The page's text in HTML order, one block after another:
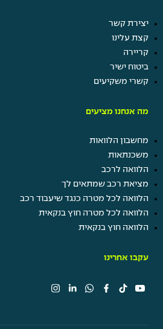
יצירת קשר
קצת עלינו
קריירה
ביטוח ישיר
קשרי משקיעים
מה אנחנו מציעים
מחשבון הלוואות
משכנתאות
הלוואה לרכב
מציאת רכב שמתאים לך
הלוואה לכל מטרה כנגד שיעבוד רכב
הלוואה לכל מטרה חוץ בנקאית
הלוואה חוץ בנקאית
עקבו אחרינו